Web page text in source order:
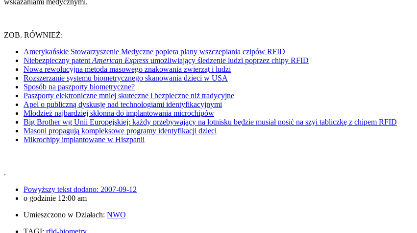
ZOB. RÓWNIEŻ:
Amerykańskie Stowarzyszenie Medyczne popiera plany wszczepiania czipów RFID
Niebezpieczny patent American Express umożliwiający śledzenie ludzi poprzez chipy RFID
Nowa rewolucyjna metoda masowego znakowania zwierząt i ludzi
Rozszerzanie systemu biometrycznego skanowania dzieci w USA
Sposób na paszporty biometryczne?
Paszporty elektroniczne mniej skuteczne i bezpieczne niż tradycyjne
Apel o publiczną dyskusję nad technologiami identyfikacyjnymi
Młodzież najbardziej skłonna do implantowania microchipów
Big Brother wg Unii Europejskiej: każdy przebywający na lotnisku będzie musiał nosić na szyi tabliczkę z chipem RFID
Masoni propagują kompleksowe programy identyfikacji dzieci
Mikrochipy implantowane w Hiszpanii
.
Powyższy tekst dodano: 2007-09-12
o godzinie 12:00 am
Umieszczono w Działach: NWO
TAGI: rfid-biometry